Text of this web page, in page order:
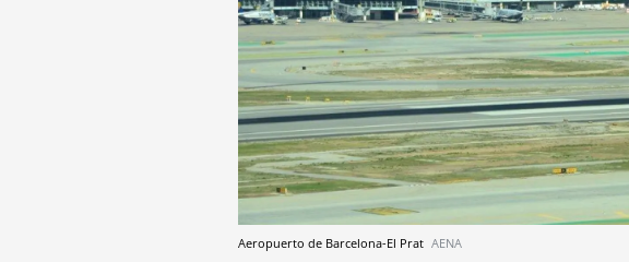
Aeropuerto de Barcelona-El Prat AENA